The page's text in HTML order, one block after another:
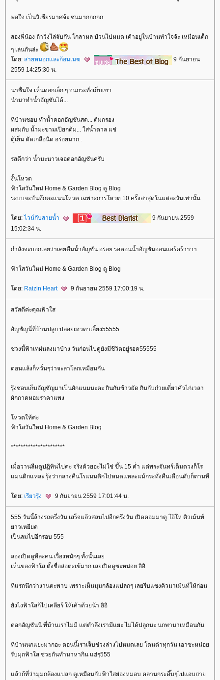
พอใจ เป็นวิเชียรมาศจ้ะ ซนมากกกกก
สองพี่น้อง ถ้าวิ่งไล่จับกัน โกลาหล ป่วนไปหมด เค้าอยู่ในบ้านทำใจจ้ะ เหมือนเด็ก
ๆ เล่นกันล่ะ
ดย: สายหมอกและก้อนเมฆ
9 กันยายน
2559 14:25:30 น.
น่าชื่นใจ เห็นดอกเล็ก ๆ จนกระทั่งเก็บเขา
นำมาทำน้ำอัญชันได้...
ที่บ้านชอบ ทำน้ำดอกอัญชันสด... ต้มกรอง
ผสมกับ น้ำมะขามเปียกต้ม... ใส่น้ำตาล แช่
ตู้เย็น ตัดเกลือนิด อร่อยมาก..
รสดีกว่า น้ำมะนาวเจอดอกอัญชันครับ
งั้นโหวต
ฟ้าใสวันใหม่ Home & Garden Blog ดู Blog
ระบบจะบันทึกคะแนนโหวต เฉพาะการโหวต 10 ครั้งล่าสุดในแต่ละวันเท่านั้น
ดย: ไวน์กับสายน้ำ
9 กันยายน 2559
15:02:34 น.
กำลังจะบอกเลยว่าเคยดื่มน้ำอัญชัน อร่อย รอตอนน้ำอัญชันออนแอร์คร้าาาา
ฟ้าใสวันใหม่ Home & Garden Blog ดู Blog
ดย: Raizin Heart 9 กันยายน 2559 17:00:19 น.
สวัสดีค่ะคุณฟ้าใส
อัญชัญนี่ที่บ้านปลูก ปล่อยเทวดาเลี้ยง55555
ช่วงนี้ฟ้าเทฝนลงมาบ้าง วันก่อนไปดูยังมีชีวิตอยู่รอด55555
ตอนแล้งก็หวั่นๆว่าจะลาโลกเหมือนกัน
รุ้งชอบเก็บอัญชัญมาเป็นผักแนมนะคะ กินกับข้าวผัด กินกับก๋วยเตี๋ยวคั่วไก่เวลา
ผักกาดหอมราคาแพง
หวตให้ค่ะ
ฟ้าใสวันใหม่ Home & Garden Blog
**********************
เมื่อวานลืมดูปฏิทินไปค่ะ จริงด้วยอะไม่ใช่ ขึ้น 15 ค่ำ แต่พระจันทร์เต็มดวงก็โร
มนติกแหละ รุ้งว่ากลางคืนโรแมนติกไปหมดแหละแม้กระทั่งคืนเดือนดับก็ตามที
ดย: เรียวรุ้ง 9 กันยายน 2559 17:01:44 น.
555 วันนี้ล้างรถครึ่งวัน เสร็จแล้วสลบไปอีกครึ่งวัน เปิดคอมมาดู โอ้โห คิวเม้นท์
าวเหยียด
เป็นลมไปอีกรอบ 555
ลองเปิดดูทีละคน เรื่องหนักๆ ทั้งนั้นเล
เห็นของฟ้าใส ตั้งชื่อล่อตะเข้มาก เลยเปิดดูซะหน่อย อิอิ
ทีแรกนึกว่างานตะพาบ เพราะเห็นมุมกล้องแปลกๆ เลยรีบแซงคิวมาเม้นท์ให้ก่อน
ังไงฟ้าใสก้ไปเคลียร์ ให้เค้าด้วยน้า อิอิ
ดอกอัญชันนี่ ที่บ้านเราไม่มี แต่ตำลึงเรามีแยะ ไม่ได้ปลูกนะ นกพามาเหมือนกัน
ที่บ้านนกแยะมากอะ ตอนนี้เราเจ็บช่วงล่างไปหมดเลย โดนตำทุกวัน เอาซะหน่อ
รับมุกฟ้าใส ช่วยกันทำมาหากิน แฮ่ๆ555
ล้วก้ที่ว่ามุมกล้องแปลก ดูเหมือนกับฟ้าใสย่องหมอบ คลานกระดึ๊บๆไปแอบถ่า